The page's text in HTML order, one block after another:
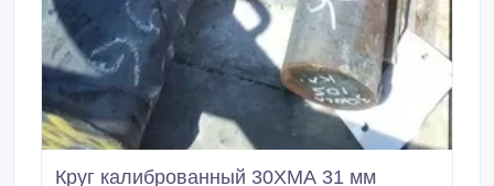
Круг калиброванный 30ХМА 31 мм